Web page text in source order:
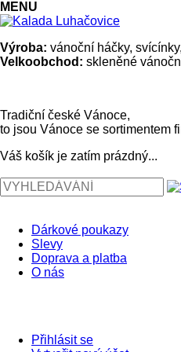
MENU
Výroba: vánoční háčky,
Velkoobchod: skleněné
Tradiční české Vánoce,
to jsou Vánoce se sortimentem
Váš košík je zatím prázdný...
Dárkové poukazy
Slevy
Doprava a platba
O nás
Přihlásit se